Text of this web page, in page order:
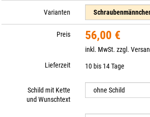
Varianten
Preis 56,00 €
inkl. MwSt. zzgl.
Lieferzeit
10 bis 14 Tage
Schild mit Kette
und Wunschtext